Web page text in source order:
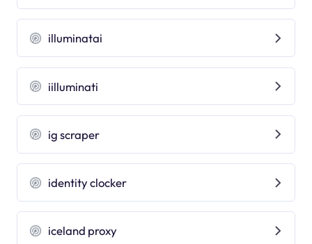
illuminatai
iilluminati
ig scraper
identity clocker
iceland proxy